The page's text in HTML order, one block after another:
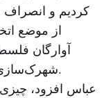
کردیم و انصراف
از موضع
آوارگان
شهرک‌سازی اسرائیل شرط لغو این تحریم است.
عباس افزود،